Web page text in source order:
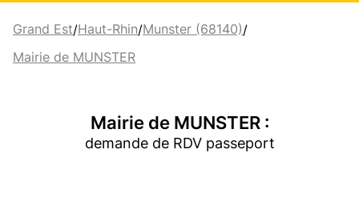
Grand Est/Haut-Rhin/Munster (68140)/
Mairie de MUNSTER
Mairie de MUNSTER :
demande de RDV passeport